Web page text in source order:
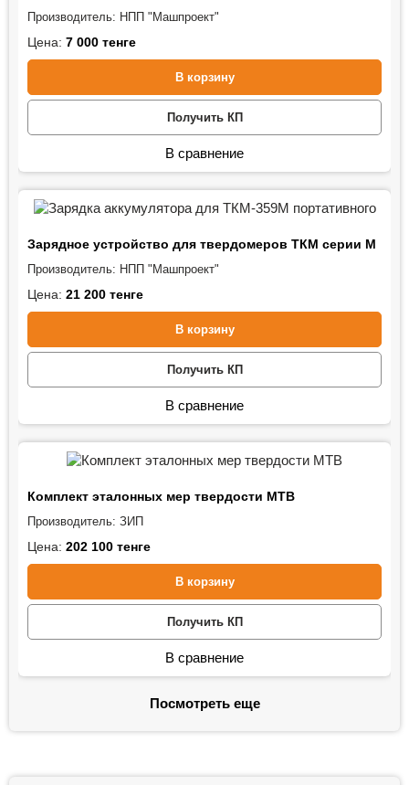
Производитель: НПП "Машпроект"
Цена: 7 000 тенге
В корзину
Получить КП
В сравнение
Зарядное устройство для твердомеров ТКМ серии М
Производитель: НПП "Машпроект"
Цена: 21 200 тенге
В корзину
Получить КП
В сравнение
Комплект эталонных мер твердости МТВ
Производитель: ЗИП
Цена: 202 100 тенге
В корзину
Получить КП
В сравнение
Посмотреть еще